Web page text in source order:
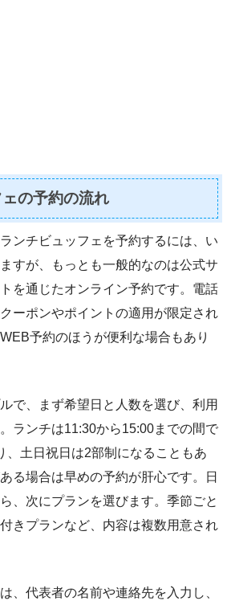
の予約の流れ
ンチビュッフェを予約するには、い
すが、もっとも一般的なのは公式サ
を通じたオンライン予約です。電話
ーポンやポイントの適用が限定され
予約のほうが便利な場合もあり
で、まず希望日と人数を選び、利用
ランチは11:30から15:00までの間で
、土日祝日は2部制になることもあ
る場合は早めの予約が肝心です。日
、次にプランを選びます。季節ごと
きプランなど、内容は複数用意され
、代表者の名前や連絡先を入力し、